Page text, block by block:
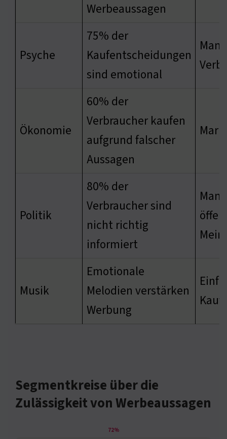
Werbeaussagen
Psyche
75% der
Kaufentscheidungen
sind emotional
Ökonomie
60% der
Verbraucher kaufen
aufgrund falscher
Aussagen
Politik
80% der
Verbraucher sind
nicht richtig
informiert
Musik
Emotionale
Melodien verstärken
Werbung
Segmentkreise über die
Zulässigkeit von Werbeaussagen
72%